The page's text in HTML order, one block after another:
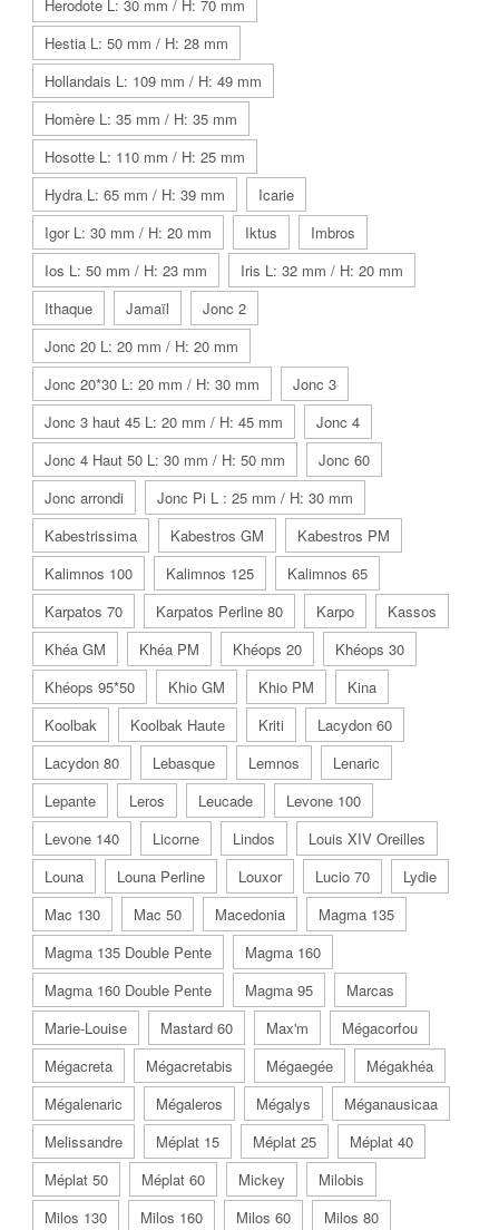
Herodote L: 30 mm / H: 70 mm
Hestia L: 50 mm / H: 28 mm
Hollandais L: 109 mm / H: 49 mm
Homère L: 35 mm / H: 35 mm
Hosotte L: 110 mm / H: 25 mm
Hydra L: 65 mm / H: 39 mm
Icarie
Igor L: 30 mm / H: 20 mm
Iktus
Imbros
Ios L: 50 mm / H: 23 mm
Iris L: 32 mm / H: 20 mm
Ithaque
Jamaïl
Jonc 2
Jonc 20 L: 20 mm / H: 20 mm
Jonc 20*30 L: 20 mm / H: 30 mm
Jonc 3
Jonc 3 haut 45 L: 20 mm / H: 45 mm
Jonc 4
Jonc 4 Haut 50 L: 30 mm / H: 50 mm
Jonc 60
Jonc arrondi
Jonc Pi L : 25 mm / H: 30 mm
Kabestrissima
Kabestros GM
Kabestros PM
Kalimnos 100
Kalimnos 125
Kalimnos 65
Karpatos 70
Karpatos Perline 80 Karpo
Kassos
Khéa GM
Khéa PM Khéops 20
Khéops 30
Khéops 95*50
Khio GM Khio PM
Kina
Koolbak
Koolbak Haute Kriti
Lacydon 60
Lacydon 80
Lebasque Lemnos
Lenaric
Lepante
Leros Leucade
Levone 100
Levone 140
Licorne Lindos
Louis XIV Oreilles
Louna
Louna Perline Louxor Lucio 70
Lydie
Mac 130
Mac 50 Macedonia
Magma 135
Magma 135 Double Pente
Magma 160
Magma 160 Double Pente
Magma 95
Marcas
Marie-Louise
Mastard 60 Max'm
Mégacorfou
Mégacreta
Mégacretabis Mégaegée
Mégakhéa
Mégalenaric
Mégaleros Mégalys
Méganausicaa
Melissandre
Méplat 15 Méplat 25
Méplat 40
Méplat 50
Méplat 60 Mickey
Milobis
Milos 130
Milos 160 Milos 60
Milos 80